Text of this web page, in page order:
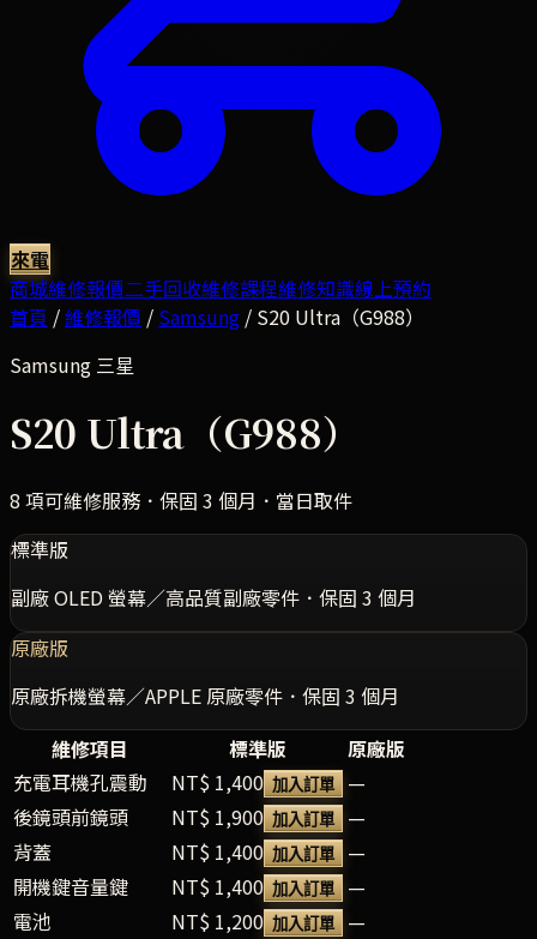
來電
商城維修報價二手回收維修課程維修知識線上預約
首頁 /維修報價 / Samsung / S20 Ultra（G988）
Samsung 三星
S20 Ultra（G988）
8 項可維修服務．保固 3 個月．當日取件
標準版
副廠 OLED 螢幕／高品質副廠零件．保固 3 個月
原廠版
原廠拆機螢幕／APPLE 原廠零件．保固 3 個月
維修項目
標準版
原廠版
充電耳機孔震動
NT$ 1,400 加入訂單
—
後鏡頭前鏡頭
NT$ 1,900 加入訂單
—
背蓋
NT$ 1,400 加入訂單
—
開機鍵音量鍵
NT$ 1,400 加入訂單
—
電池
NT$ 1,200 加入訂單
—